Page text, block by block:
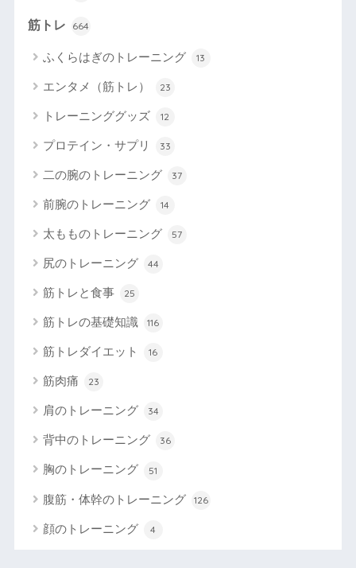
筋トレ 664
ふくらはぎのトレーニング 13
エンタメ（筋トレ） 23
トレーニンググッズ 12
プロテイン・サプリ 33
二の腕のトレーニング 37
前腕のトレーニング 14
太もものトレーニング 57
尻のトレーニング 44
筋トレと食事 25
筋トレの基礎知識 116
筋トレダイエット 16
筋肉痛 23
肩のトレーニング 34
背中のトレーニング 36
胸のトレーニング 51
腹筋・体幹のトレーニング 126
顔のトレーニング 4